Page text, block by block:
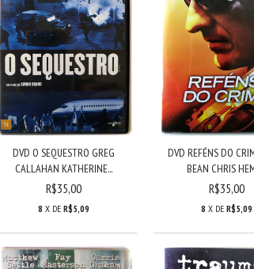
DVD O SEQUESTRO GREG
CALLAHAN KATHERINE...
R$35,00
8 X DER$5,09
DVD REFÉNS DO
BEAN CHRIS
R$35,00
8 X DE R$5,09